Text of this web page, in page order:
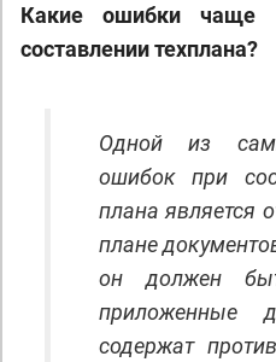
Какие ошибки чаще
составлении техплана?
Одной из
ошибок при
плана является
плане
он должен
приложенные
содержат